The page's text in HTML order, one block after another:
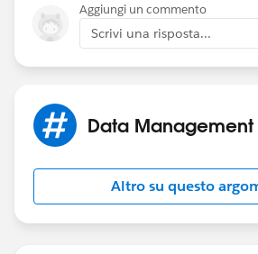
Aggiungi un commento
Scrivi una risposta...
Data Management
Altro su questo